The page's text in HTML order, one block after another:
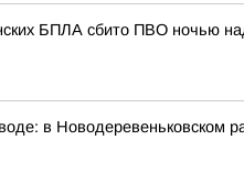
БПЛА сбито ПВО ночью
в Новодеревеньковском